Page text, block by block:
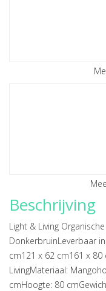
Beschrijving
Light & Living
DonkerbruinLeverbaar
cm121 x 62 cm161 x 80
LivingMateriaal:
cmHoogte: 80